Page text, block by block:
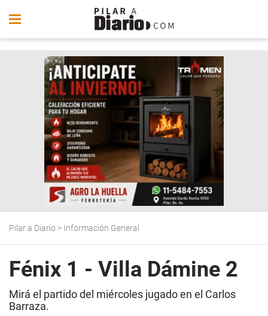
Pilar a Diario > Información General
Fénix 1 - Villa Dámine 2
Mirá el partido del miércoles jugado en el Carlos
Barraza.